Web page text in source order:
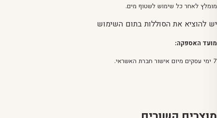
מומלץ לאחר כל שימוש לשטוף מים.
יש להוציא את הסוללות בתום השימוש
מועד האספקה:
7 ימי עסקים מיום אישור חברת האשראי.